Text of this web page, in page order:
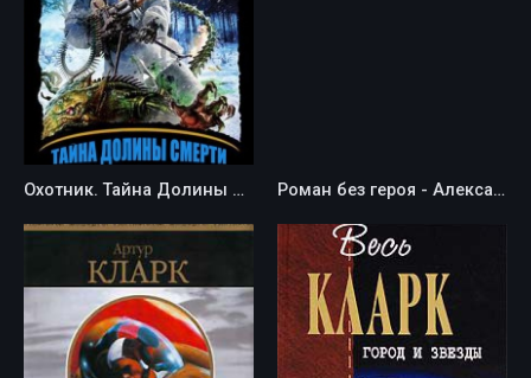
Охотник. Тайна Долины Смерти - Хайдарали Усманов Роман без героя - Александр Дмитриевич Балашов